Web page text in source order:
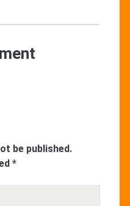
be published.
*